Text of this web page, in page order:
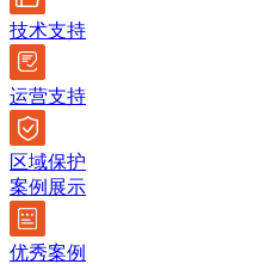
技术支持
运营支持
区域保护
案例展示
优秀案例